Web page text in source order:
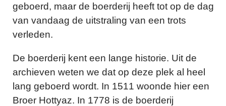
geboerd, maar de boerderij heeft tot op de dag
van vandaag de uitstraling van een trots
verleden.
De boerderij kent een lange historie. Uit de
archieven weten we dat op deze plek al heel
lang geboerd wordt. In 1511 woonde hier een
Broer Hottyaz. In 1778 is de boerderij